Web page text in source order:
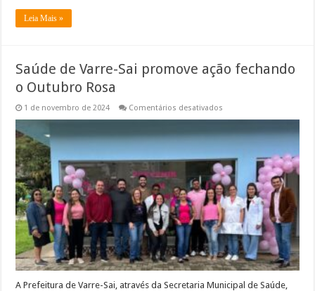
Leia Mais »
Saúde de Varre-Sai promove ação fechando
o Outubro Rosa
1 de novembro de 2024 Comentários desativados
Varre-
ação
fechando
o
Outubro
Rosa
A Prefeitura de Varre-Sai, através da Secretaria Municipal de Saúde,